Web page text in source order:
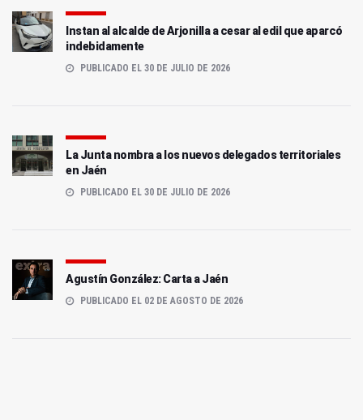
Instan al alcalde de Arjonilla a cesar al edil que aparcó
indebidamente
PUBLICADO EL 30 DE JULIO DE 2026
La Junta nombra a los nuevos delegados territoriales
en Jaén
PUBLICADO EL 30 DE JULIO DE 2026
Agustín González: Carta a Jaén
PUBLICADO EL 02 DE AGOSTO DE 2026